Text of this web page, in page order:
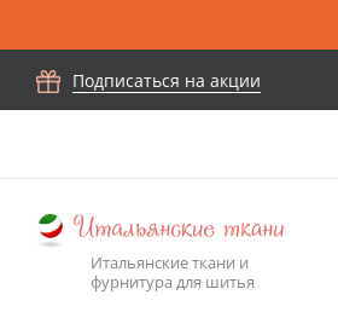
Подписаться на акции
Итальянские ткани и
фурнитура для шитья